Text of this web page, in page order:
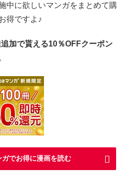
中に欲しいマンガをまとめて購
得ですよ♪
加で貰える10％OFFクーポン
でお得に漫画を読む